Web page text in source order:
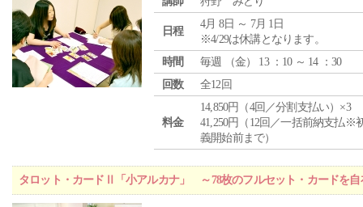
日程
4月 8日 ～ 7月 1日
※4/29は休講となります。
時間
毎週 （金） 13 ：10 ～ 14 ：30
回数
全12回
料金
14,850円（4回／分割支払い）×3
41,250円（12回／一括前納支払※
義開始前まで）
タロット・カードⅡ「小アルカナ」 ～78枚のフルセット・カードを自